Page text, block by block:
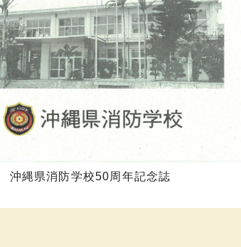
沖縄県消防学校50周年記念誌